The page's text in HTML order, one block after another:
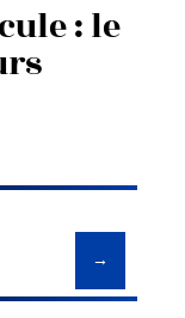
: le